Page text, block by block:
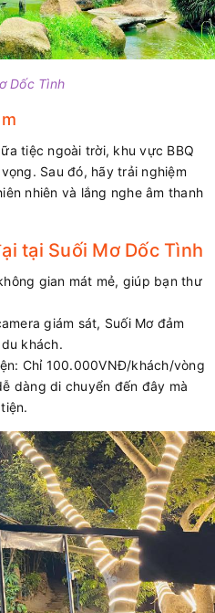
Dốc Tình
tiệc ngoài trời, khu vực BBQ
Sau đó, hãy trải nghiệm
nhiên và lắng nghe âm thanh
tại Suối Mơ Dốc Tình
gian mát mẻ, giúp bạn thư
giám sát, Suối Mơ đảm
khách.
Chỉ 100.000VNĐ/khách/vòng
dàng di chuyển đến đây mà